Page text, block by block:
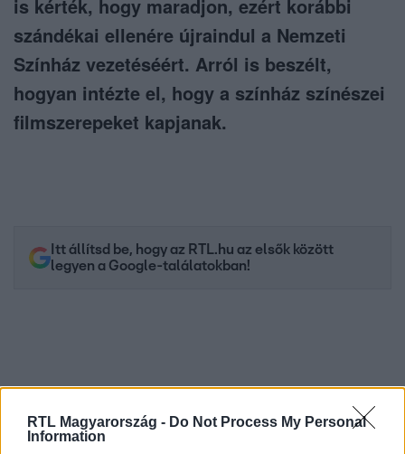
RTL Magyarország - Do Not Process My Personal
Information
is kérték, hogy maradjon, ezért korábbi
szándékai ellenére újraindul a Nemzeti
Színház vezetéséért. Arról is beszélt,
hogyan intézte el, hogy a színház színészei
filmszerepeket kapjanak.
Itt állítsd be, hogy az RTL.hu az elsők között
legyen a Google-találatokban!